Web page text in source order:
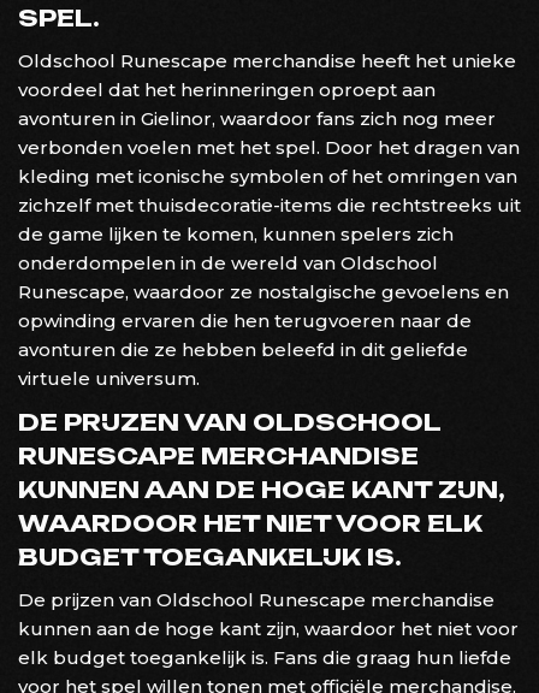
SPEL.
Oldschool Runescape merchandise heeft het unieke
voordeel dat het herinneringen oproept aan
avonturen in Gielinor, waardoor fans zich nog meer
verbonden voelen met het spel. Door het dragen van
kleding met iconische symbolen of het omringen van
zichzelf met thuisdecoratie-items die rechtstreeks uit
de game lijken te komen, kunnen spelers zich
onderdompelen in de wereld van Oldschool
Runescape, waardoor ze nostalgische gevoelens en
opwinding ervaren die hen terugvoeren naar de
avonturen die ze hebben beleefd in dit geliefde
virtuele universum.
DE PRIJZEN VAN OLDSCHOOL
RUNESCAPE MERCHANDISE
KUNNEN AAN DE HOGE KANT ZIJN,
WAARDOOR HET NIET VOOR ELK
BUDGET TOEGANKELIJK IS.
De prijzen van Oldschool Runescape merchandise
kunnen aan de hoge kant zijn, waardoor het niet voor
elk budget toegankelijk is. Fans die graag hun liefde
voor het spel willen tonen met officiële merchandise,